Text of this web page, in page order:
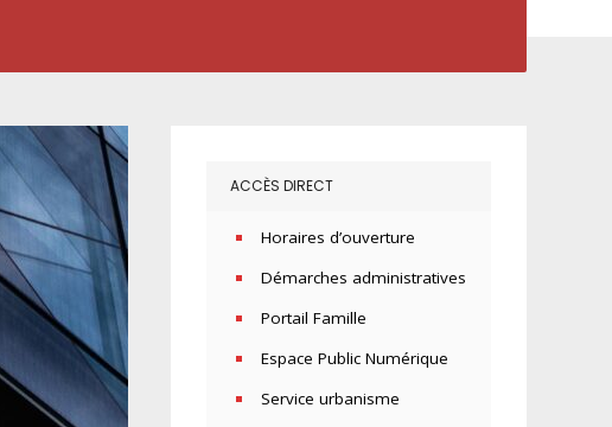
ACCÈS DIRECT
Horaires d’ouverture
Démarches administratives
Portail Famille
Espace Public Numérique
Service urbanisme